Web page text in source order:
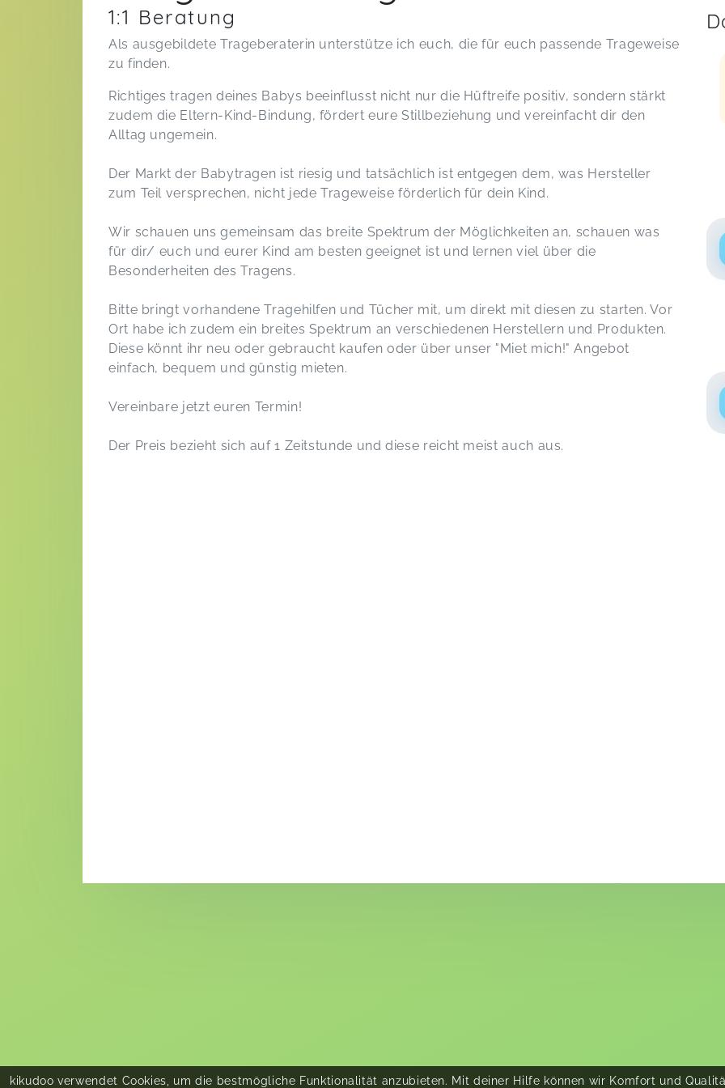
1:1 Beratung
Als ausgebildete Trageberaterin unterstütze ich euch, die für euch passende Trageweise
zu finden.
Richtiges tragen deines Babys beeinflusst nicht nur die Hüftreife positiv, sondern stärkt
zudem die Eltern-Kind-Bindung, fördert eure Stillbeziehung und vereinfacht dir den
Alltag ungemein.
Der Markt der Babytragen ist riesig und tatsächlich ist entgegen dem, was Hersteller
zum Teil versprechen, nicht jede Trageweise förderlich für dein Kind.
Wir schauen uns gemeinsam das breite Spektrum der Möglichkeiten an, schauen was
für dir/ euch und eurer Kind am besten geeignet ist und lernen viel über die
Besonderheiten des Tragens.
Bitte bringt vorhandene Tragehilfen und Tücher mit, um direkt mit diesen zu starten. Vor
Ort habe ich zudem ein breites Spektrum an verschiedenen Herstellern und Produkten.
Diese könnt ihr neu oder gebraucht kaufen oder über unser "Miet mich!" Angebot
einfach, bequem und günstig mieten.
Vereinbare jetzt euren Termin!
Der Preis bezieht sich auf 1 Zeitstunde und diese reicht meist auch aus.
kikudoo verwendet Cookies, um die bestmögliche Funktionalität anzubieten. Mit deiner Hilfe können wir Komfort und